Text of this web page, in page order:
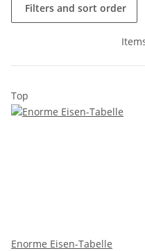
Filters and sort order
Top
Enorme Eisen-Tabelle